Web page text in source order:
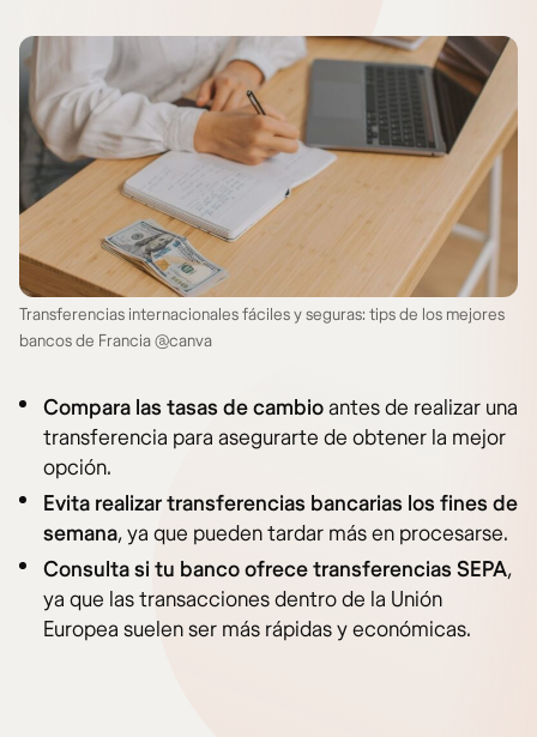
Transferencias internacionales fáciles y seguras: tips de los mejores
bancos de Francia @canva
Compara las tasas de cambioantes de realizar una
transferencia para asegurarte de obtener la mejor
opción.
Evita realizar transferencias bancarias los fines de
semana, ya que pueden tardar más en procesarse.
Consulta si tu banco ofrece transferencias SEPA,
ya que las transacciones dentro de la Unión
Europea suelen ser más rápidas y económicas.